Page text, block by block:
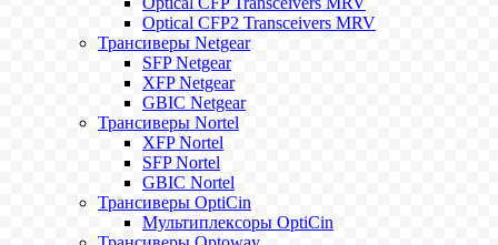
Optical CFP2 Transceivers MRV
Трансиверы Netgear
SFP Netgear
XFP Netgear
GBIC Netgear
Трансиверы Nortel
XFP Nortel
SFP Nortel
GBIC Nortel
Трансиверы OptiCin
Мультиплексоры OptiCin